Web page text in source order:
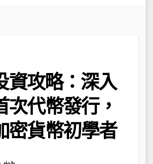
資攻略：深入
次代幣發行，
密貨幣初學者